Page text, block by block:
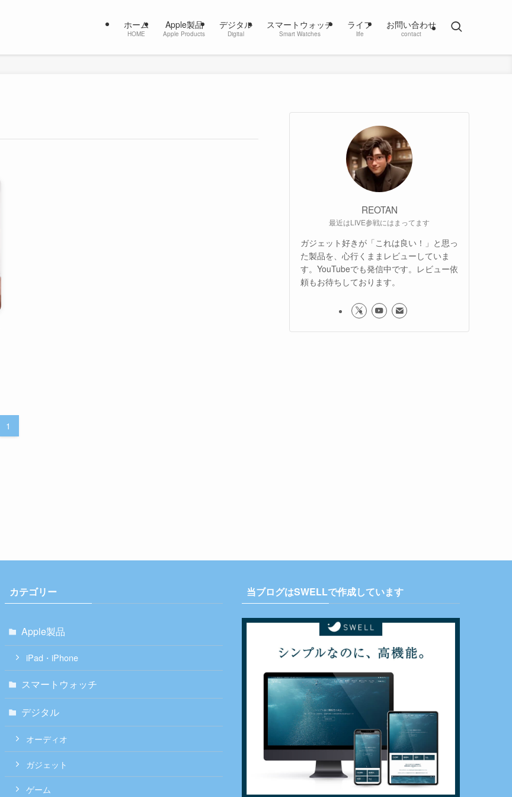
ホーム
HOME
Apple製品
Apple Products
デジタル
Digital
スマートウォッチ
Smart Watches
ライフ
life
お問い合わせ
contact
1
REOTAN
最近はLIVE参戦にはまってます
ガジェット好きが「これは良い！」と思っ
た製品を、心行くままレビューしていま
す。YouTubeでも発信中です。レビュー依
頼もお待ちしております。
カテゴリー
Apple製品
iPad・iPhone
スマートウォッチ
デジタル
オーディオ
ガジェット
ゲーム
当ブログはSWELLで作成しています